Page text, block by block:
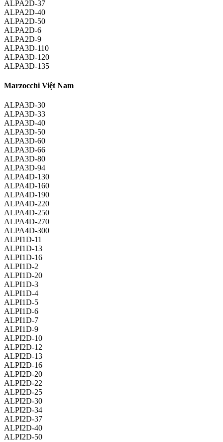
ALPA2D-37
ALPA2D-40
ALPA2D-50
ALPA2D-6
ALPA2D-9
ALPA3D-110
ALPA3D-120
ALPA3D-135
Marzocchi Việt Nam
ALPA3D-30
ALPA3D-33
ALPA3D-40
ALPA3D-50
ALPA3D-60
ALPA3D-66
ALPA3D-80
ALPA3D-94
ALPA4D-130
ALPA4D-160
ALPA4D-190
ALPA4D-220
ALPA4D-250
ALPA4D-270
ALPA4D-300
ALPI1D-11
ALPI1D-13
ALPI1D-16
ALPI1D-2
ALPI1D-20
ALPI1D-3
ALPI1D-4
ALPI1D-5
ALPI1D-6
ALPI1D-7
ALPI1D-9
ALPI2D-10
ALPI2D-12
ALPI2D-13
ALPI2D-16
ALPI2D-20
ALPI2D-22
ALPI2D-25
ALPI2D-30
ALPI2D-34
ALPI2D-37
ALPI2D-40
ALPI2D-50